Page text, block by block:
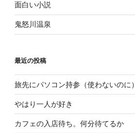
面白い小説
鬼怒川温泉
最近の投稿
旅先にパソコン持参（使わないのに）
やはり一人が好き
カフェの入店待ち。何分待てるか